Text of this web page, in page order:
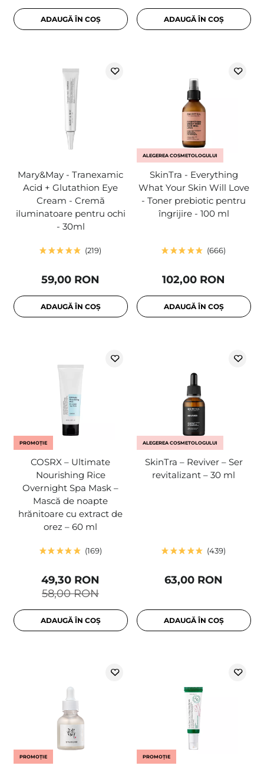
ADAUGĂ ÎN COȘ ADAUGĂ ÎN COȘ
Mary&May - Tranexamic
Acid + Glutathion Eye
Cream - Cremă
iluminatoare pentru ochi
- 30ml
219
59,00 RON
ADAUGĂ ÎN COȘ
ALEGEREA COSMETOLOGULUI
SkinTra - Everything
What Your Skin Will Love
- Toner prebiotic pentru
îngrijire - 100 ml
666
102,00 RON
ADAUGĂ ÎN COȘ
PROMOȚIE
COSRX – Ultimate
Nourishing Rice
Overnight Spa Mask –
Mască de noapte
hrănitoare cu extract de
orez – 60 ml
169
58,00 RON
49,30 RON
ADAUGĂ ÎN COȘ
ALEGEREA COSMETOLOGULUI
SkinTra – Reviver – Ser
revitalizant – 30 ml
439
63,00 RON
ADAUGĂ ÎN COȘ
PROMOȚIE PROMOȚIE